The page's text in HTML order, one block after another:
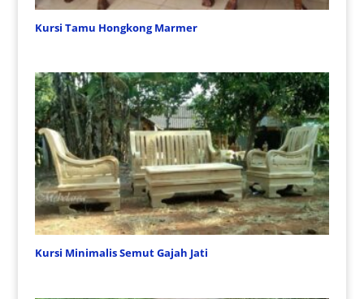
Kursi Tamu Hongkong Marmer
Kursi Minimalis Semut Gajah Jati